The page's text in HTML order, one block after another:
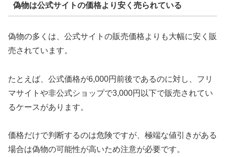
偽物は公式サイトの価格より安く売られている
偽物の多くは、公式サイトの販売価格よりも大幅に安く販
売されています。
たとえば、公式価格が6,000円前後であるのに対し、フリ
マサイトや非公式ショップで3,000円以下で販売されてい
るケースがあります。
価格だけで判断するのは危険ですが、極端な値引きがある
場合は偽物の可能性が高いため注意が必要です。